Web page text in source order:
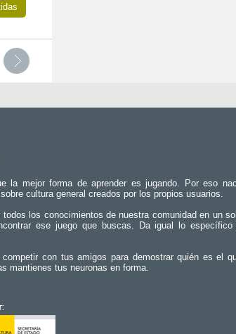
la mejor forma de aprender es jugando. Por eso
cultura general creados por los propios usuarios.
los conocimientos de nuestra comunidad en un
ese juego que buscas. Da igual lo específico
competir con tus amigos para demostrar quién es el
mantienes tus neuronas en forma.